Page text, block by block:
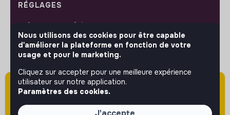
Attention cette annonce a été publiée il y a
plus de 60 jours (le 14/04/2026) et est sans
doute expirée ou non mise à jour.
RÉGLAGES
Langues ou régions
Plan du site
Paramètres des cookies
Nous utilisons des cookies pour être capable
d'améliorer la plateforme en fonction de votre
usage et pour le marketing.
Cliquez sur accepter pour une meilleure expérience
utilisateur sur notre application.
Paramètres des cookies.